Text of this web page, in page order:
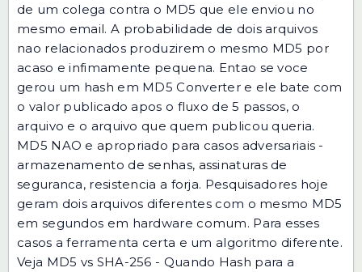
de um colega contra o MD5 que ele enviou no
mesmo email. A probabilidade de dois arquivos
nao relacionados produzirem o mesmo MD5 por
acaso e infimamente pequena. Entao se voce
gerou um hash em MD5 Converter e ele bate com
o valor publicado apos o fluxo de 5 passos, o
arquivo e o arquivo que quem publicou queria.
MD5 NAO e apropriado para casos adversariais -
armazenamento de senhas, assinaturas de
seguranca, resistencia a forja. Pesquisadores hoje
geram dois arquivos diferentes com o mesmo MD5
em segundos em hardware comum. Para esses
casos a ferramenta certa e um algoritmo diferente.
Veja MD5 vs SHA-256 - Quando Hash para a